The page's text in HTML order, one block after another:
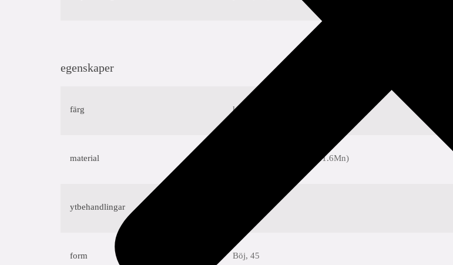
egenskaper
färg koppar
material kopparnickel (Cuni10Fe1.6Mn)
ytbehandlingar
form Böj, 45